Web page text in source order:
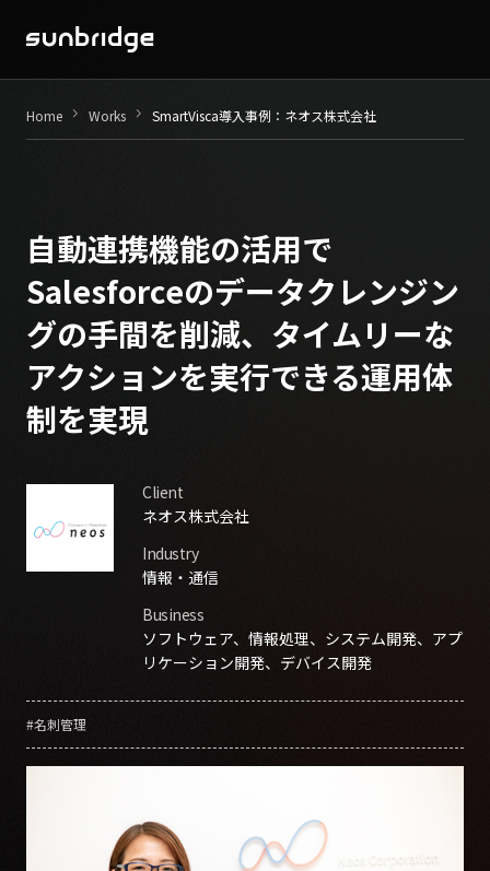
Seminar / Contents
Company
Recruit
Contact
Home keyboard_arrow_right Works keyboard_arrow_right SmartVisca導入事例：ネオス株式会社
自動連携機能の活用で
Salesforceのデータクレンジン
グの手間を削減、 タイムリーな
アクションを実行できる運用体
制を実現
Client
ネオス株式会社
Industry
情報・通信
Business
ソフトウェア、情報処理、システム開発、アプ
リケーション開発、デバイス開発
#名刺管理